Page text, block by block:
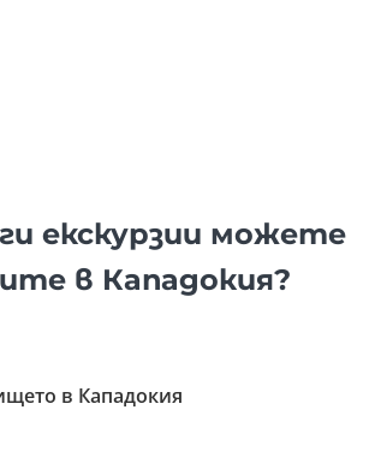
екскурзии можете
в Кападокия?
в Кападокия